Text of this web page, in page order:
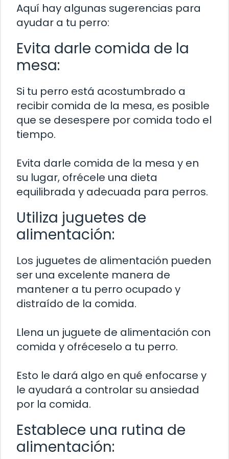
Aquí hay algunas sugerencias para
ayudar a tu perro:
Evita darle comida de la
mesa:
Si tu perro está acostumbrado a
recibir comida de la mesa, es posible
que se desespere por comida todo el
tiempo.
Evita darle comida de la mesa y en
su lugar, ofrécele una dieta
equilibrada y adecuada para perros.
Utiliza juguetes de
alimentación:
Los juguetes de alimentación pueden
ser una excelente manera de
mantener a tu perro ocupado y
distraído de la comida.
Llena un juguete de alimentación con
comida y ofréceselo a tu perro.
Esto le dará algo en qué enfocarse y
le ayudará a controlar su ansiedad
por la comida.
Establece una rutina de
alimentación: